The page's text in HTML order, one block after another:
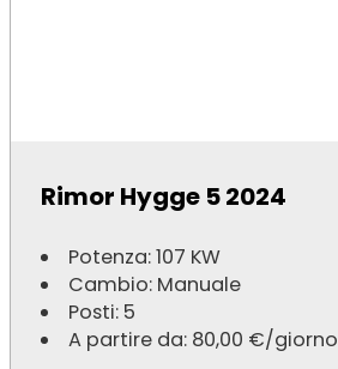
Rimor Hygge 5 2024
Potenza: 107 KW
Cambio: Manuale
Posti: 5
A partire da: 80,00 €/giorno